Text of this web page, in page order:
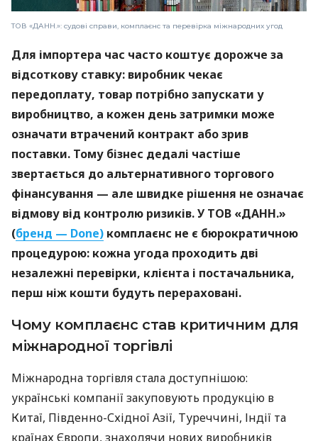
ТОВ «ДАНН.»: судові справи, комплаєнс та перевірка міжнародних угод
Для імпортера час часто коштує дорожче за
відсоткову ставку: виробник чекає
передоплату, товар потрібно запускати у
виробництво, а кожен день затримки може
означати втрачений контракт або зрив
поставки. Тому бізнес дедалі частіше
звертається до альтернативного торгового
фінансування — але швидке рішення не означає
відмову від контролю ризиків. У ТОВ «ДАНН.»
(бренд — Done) комплаєнс не є бюрократичною
процедурою: кожна угода проходить дві
незалежні перевірки, клієнта і постачальника,
перш ніж кошти будуть перераховані.
Чому комплаєнс став критичним для
міжнародної торгівлі
Міжнародна торгівля стала доступнішою:
українські компанії закуповують продукцію в
Китаї, Південно-Східної Азії, Туреччині, Індії та
країнах Європи, знаходячи нових виробників